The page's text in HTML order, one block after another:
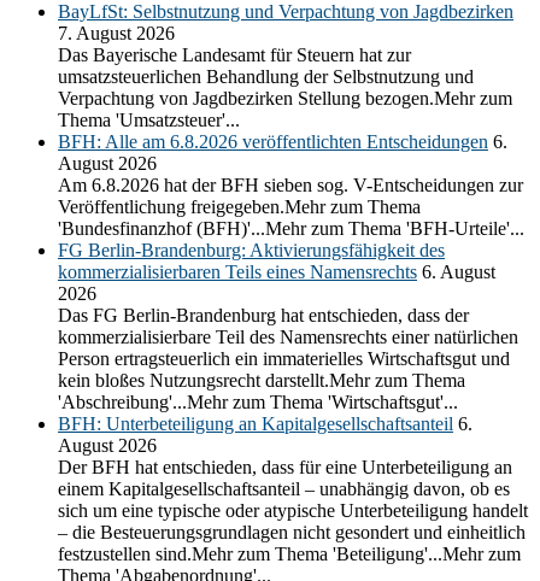
BayLfSt: Selbstnutzung und Verpachtung von Jagdbezirken
7. August 2026
Das Bayerische Landesamt für Steuern hat zur
umsatzsteuerlichen Behandlung der Selbstnutzung und
Verpachtung von Jagdbezirken Stellung bezogen.Mehr zum
Thema 'Umsatzsteuer'...
BFH: Alle am 6.8.2026 veröffentlichten Entscheidungen 6.
August 2026
Am 6.8.2026 hat der BFH sieben sog. V-Entscheidungen zur
Veröffentlichung freigegeben.Mehr zum Thema
'Bundesfinanzhof (BFH)'...Mehr zum Thema 'BFH-Urteile'...
FG Berlin-Brandenburg: Aktivierungsfähigkeit des
kommerzialisierbaren Teils eines Namensrechts 6. August
2026
Das FG Berlin-Brandenburg hat entschieden, dass der
kommerzialisierbare Teil des Namensrechts einer natürlichen
Person ertragsteuerlich ein immaterielles Wirtschaftsgut und
kein bloßes Nutzungsrecht darstellt.Mehr zum Thema
'Abschreibung'...Mehr zum Thema 'Wirtschaftsgut'...
BFH: Unterbeteiligung an Kapitalgesellschaftsanteil 6.
August 2026
Der BFH hat entschieden, dass für eine Unterbeteiligung an
einem Kapitalgesellschaftsanteil – unabhängig davon, ob es
sich um eine typische oder atypische Unterbeteiligung handelt
– die Besteuerungsgrundlagen nicht gesondert und einheitlich
festzustellen sind.Mehr zum Thema 'Beteiligung'...Mehr zum
Thema 'Abgabenordnung'...